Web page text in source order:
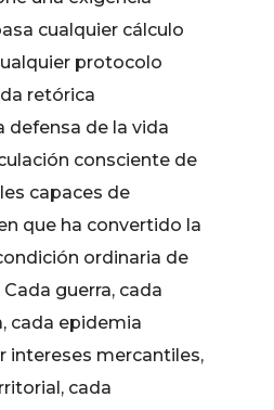
cualquier cálculo
protocolo
retórica
defensa de la vida
consciente de
capaces de
que ha convertido la
ordinaria de
guerra, cada
cada epidemia
intereses mercantiles,
cada